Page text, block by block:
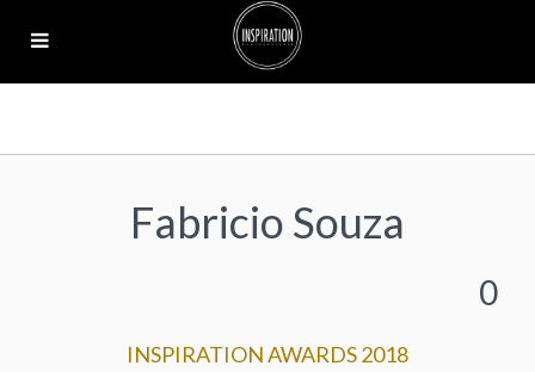
Fabricio Souza
0
INSPIRATION AWARDS 2018